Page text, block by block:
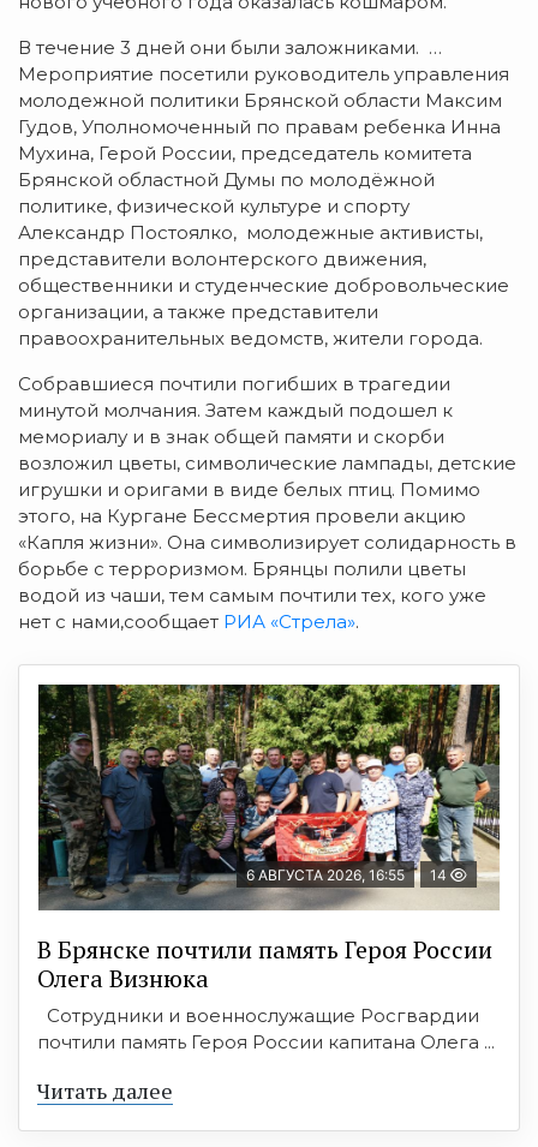
В течение 3 дней они были заложниками. …
Мероприятие посетили руководитель управления
молодежной политики Брянской области Максим
Гудов, Уполномоченный по правам ребенка Инна
Мухина, Герой России, председатель комитета
Брянской областной Думы по молодёжной
политике, физической культуре и спорту
Александр Постоялко, молодежные активисты,
представители волонтерского движения,
общественники и студенческие добровольческие
организации, а также представители
правоохранительных ведомств, жители города.
Собравшиеся почтили погибших в трагедии
минутой молчания. Затем каждый подошел к
мемориалу и в знак общей памяти и скорби
возложил цветы, символические лампады, детские
игрушки и оригами в виде белых птиц. Помимо
этого, на Кургане Бессмертия провели акцию
«Капля жизни». Она символизирует солидарность в
борьбе с терроризмом. Брянцы полили цветы
водой из чаши, тем самым почтили тех, кого уже
нет с нами,сообщает РИА «Стрела».
6 АВГУСТА 2026, 16:55 14
В Брянске почтили память Героя России
Олега Визнюка
Сотрудники и военнослужащие Росгвардии
почтили память Героя России капитана Олега ...
Читать далее